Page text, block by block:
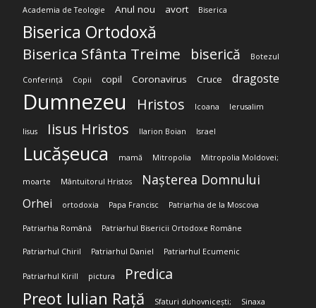
Academia de Teologie Anul nou avort Biserica
Biserica Ortodoxă
Biserica Sfânta Treime biserică Botezul
Conferință Copii copil Coronavirus Cruce dragoste
Dumnezeu Hristos Icoana Ierusalim
Iisus Iisus Hristos Ilarion Boian Israel
Lucășeuca mamă Mitropolia Mitropolia Moldovei;
moarte Mântuitorul Hristos Nașterea Domnului
Orhei ortodoxia Papa Francisc Patriarhia de la Moscova
Patriarhia Română Patriarhul Bisericii Ortodoxe Române
Patriarhul Chiril Patriarhul Daniel Patriarhul Ecumenic
Patriarhul Kirill pictura Predica
Preot Iulian Rață Sfaturi duhovnicești; Sinaxa